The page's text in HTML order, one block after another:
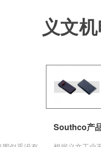
义文
Southco产